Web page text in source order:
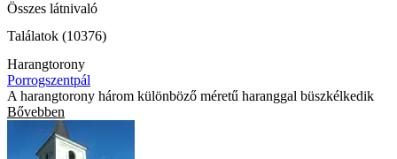
Összes látnivaló
Találatok (10376)
Harangtorony
Porrogszentpál
A harangtorony három különböző méretű haranggal büszkélkedik
Bővebben